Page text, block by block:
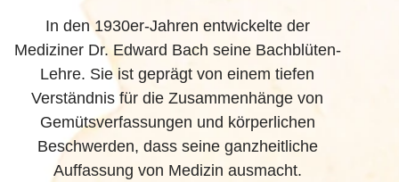
In den 1930er-Jahren entwickelte der
Mediziner Dr. Edward Bach seine Bachblüten-
Lehre. Sie ist geprägt von einem tiefen
Verständnis für die Zusammenhänge von
Gemüts­verfassungen und körperlichen
Beschwerden, dass seine ganzheitliche
Auffassung von Medizin ausmacht.